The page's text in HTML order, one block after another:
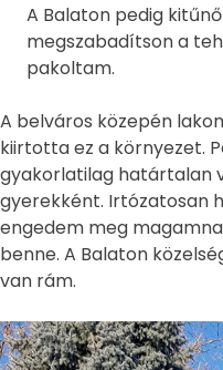
A Balaton pedig
megszabadítson a
pakoltam.
A belváros közepén
kiirtotta ez a környezet.
gyakorlatilag határtalan
gyerekként. Irtózatosan
engedem meg
benne. A Balaton
van rám.